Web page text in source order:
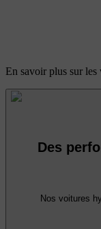
En savoir plus sur
Des
Nos voitures